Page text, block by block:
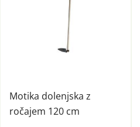
Motika dolenjska z
ročajem 120 cm